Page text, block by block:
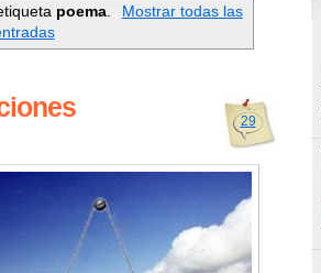
poema
Mostrar todas las
29